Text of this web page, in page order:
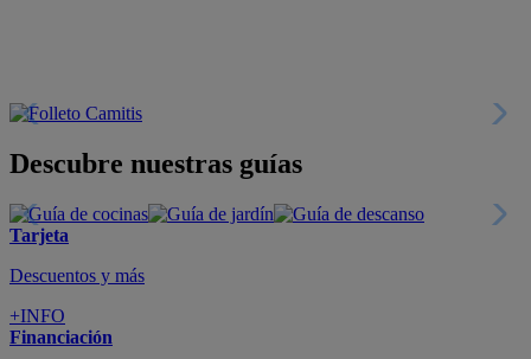
Descubre nuestras guías
Tarjeta
Descuentos y más
+INFO
Financiación